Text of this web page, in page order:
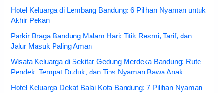
Hotel Keluarga di Lembang Bandung: 6 Pilihan Nyaman untuk
Akhir Pekan
Parkir Braga Bandung Malam Hari: Titik Resmi, Tarif, dan
Jalur Masuk Paling Aman
Wisata Keluarga di Sekitar Gedung Merdeka Bandung: Rute
Pendek, Tempat Duduk, dan Tips Nyaman Bawa Anak
Hotel Keluarga Dekat Balai Kota Bandung: 7 Pilihan Nyaman